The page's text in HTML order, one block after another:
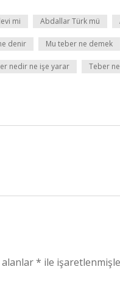
mi Abdallar Türk mü
denir Mu teber ne demek
nedir ne işe yarar Teber
* ile